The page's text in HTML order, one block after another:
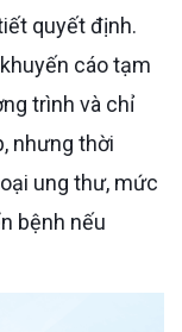
quyết định.
cáo tạm
trình và chỉ
nhưng thời
ung thư, mức
bệnh nếu